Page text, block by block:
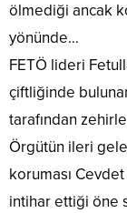
ölmediği ancak
yönünde…
FETÖ lideri
çiftliğinde
tarafından
Örgütün ileri
koruması
intihar ettiği öne